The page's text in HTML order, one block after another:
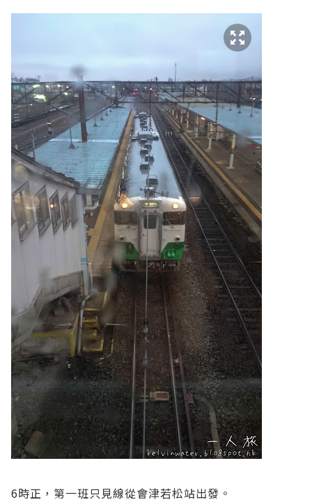
6時正，第一班只見線從會津若松站出發。